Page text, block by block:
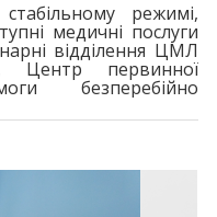
режимі,
медичні послуги
відділення ЦМЛ
Центр первинної
безперебійно